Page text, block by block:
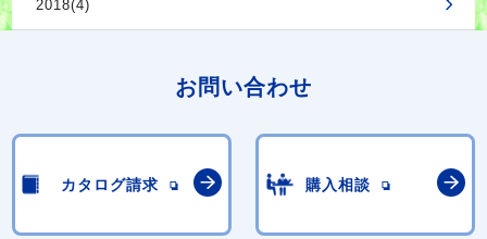
2018(4)
お問い合わせ
カタログ請求 購入相談